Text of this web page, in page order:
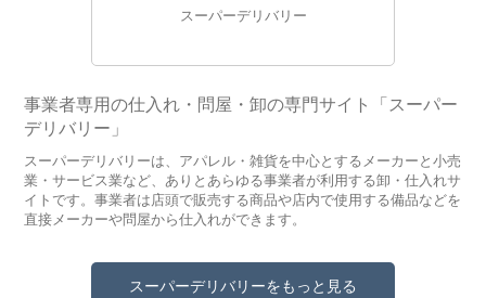
スーパーデリバリー
事業者専用の仕入れ・問屋・卸の専門サイト「スーパー
デリバリー」
スーパーデリバリーは、アパレル・雑貨を中心とするメーカーと小売
業・サービス業など、ありとあらゆる事業者が利用する卸・仕入れサ
イトです。事業者は店頭で販売する商品や店内で使用する備品などを
直接メーカーや問屋から仕入れができます。
スーパーデリバリーをもっと見る